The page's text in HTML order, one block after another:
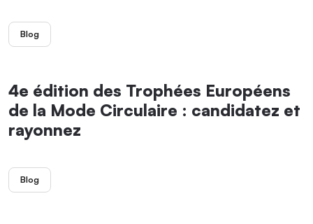
Blog
4e édition des Trophées Européens
de la Mode Circulaire : candidatez et
rayonnez
Blog